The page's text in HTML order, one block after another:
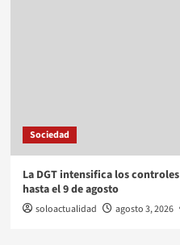
Sociedad
La DGT intensifica los
hasta el 9 de agosto
soloactualidad agosto 3, 2026